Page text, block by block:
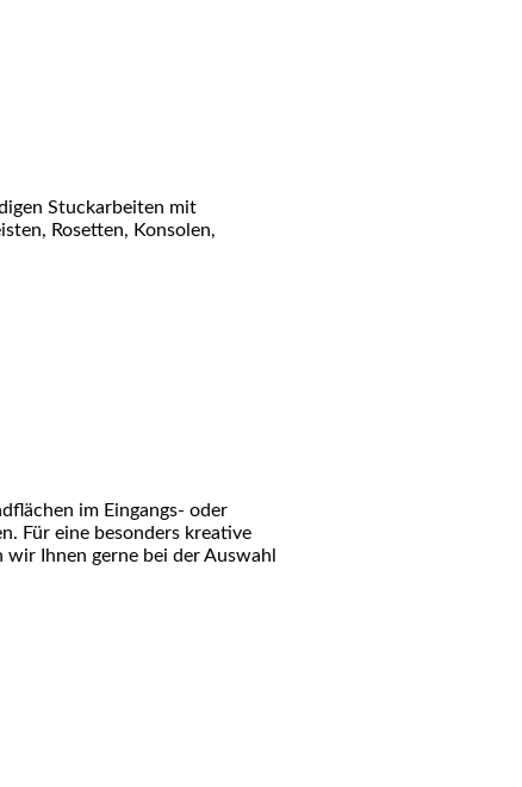
Stuckarbeiten mit
Rosetten, Konsolen,
im Eingangs- oder
Für eine besonders kreative
Ihnen gerne bei der Auswahl